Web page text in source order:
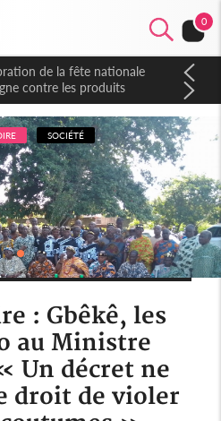
0
de la fête nationale
contre les produits
SOCIÉTÉ
: Gbêkê, les
au Ministre
Un décret ne
droit de violer